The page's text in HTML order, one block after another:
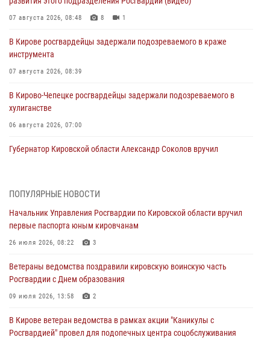
07 августа 2026, 08:48 8 1
В Кирове росгвардейцы задержали подозреваемого в краже
инструмента
07 августа 2026, 08:39
В Кирово-Чепецке росгвардейцы задержали подозреваемого в
хулиганстве
06 августа 2026, 07:00
Губернатор Кировской области Александр Соколов вручил
поддельной купюры
04 августа 2026, 09:30
03 августа 2026, 09:01
В Кирове росгвардейцы и ветераны ведомства приняли участие в
03 августа 2026, 08:45
ПОПУЛЯРНЫЕ НОВОСТИ
Начальник Управления Росгвардии по Кировской области вручил
первые паспорта юным кировчанам
26 июля 2026, 08:22 3
Ветераны ведомства поздравили кировскую воинскую часть
Росгвардии с Днем образования
09 июля 2026, 13:58 2
В Кирове ветеран ведомства в рамках акции "Каникулы с
Росгвардией" провел для подопечных центра соцобслуживания